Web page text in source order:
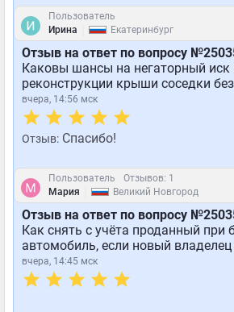
Пользователь
Ирина
Екатеринбург
Отзыв на ответ по вопросу
Каковы шансы на негаторный иск
реконструкции крыши соседки без
вчера, 14:56 мск
Отзыв: Спасибо!
Пользователь
Отзывов: 1
Мария
Великий Новгород
Отзыв на ответ по вопросу
Как снять с учёта проданный при
автомобиль, если новый
вчера, 14:45 мск